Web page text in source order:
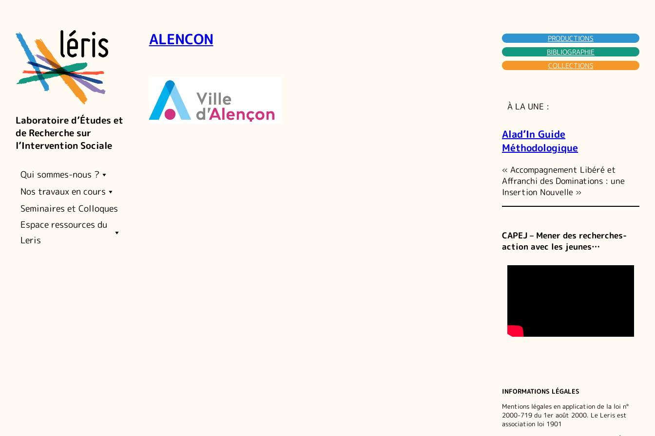
Laboratoire d’Études et
de Recherche sur
l’Intervention Sociale
Qui sommes-nous ?
Nos travaux en cours
Seminaires et Colloques
Espace ressources du
Leris
ALENCON
PRODUCTIONS
BIBLIOGRAPHIE
COLLECTIONS
À LA UNE :
Alad’In Guide
Méthodologique
« Accompagnement Libéré et
Affranchi des Dominations : une
Insertion Nouvelle »
CAPEJ – Mener des recherches-
action avec les jeunes…
INFORMATIONS LÉGALES
Mentions légales en application de la loi n°
2000-719 du 1er août 2000. Le Leris est
association loi 1901